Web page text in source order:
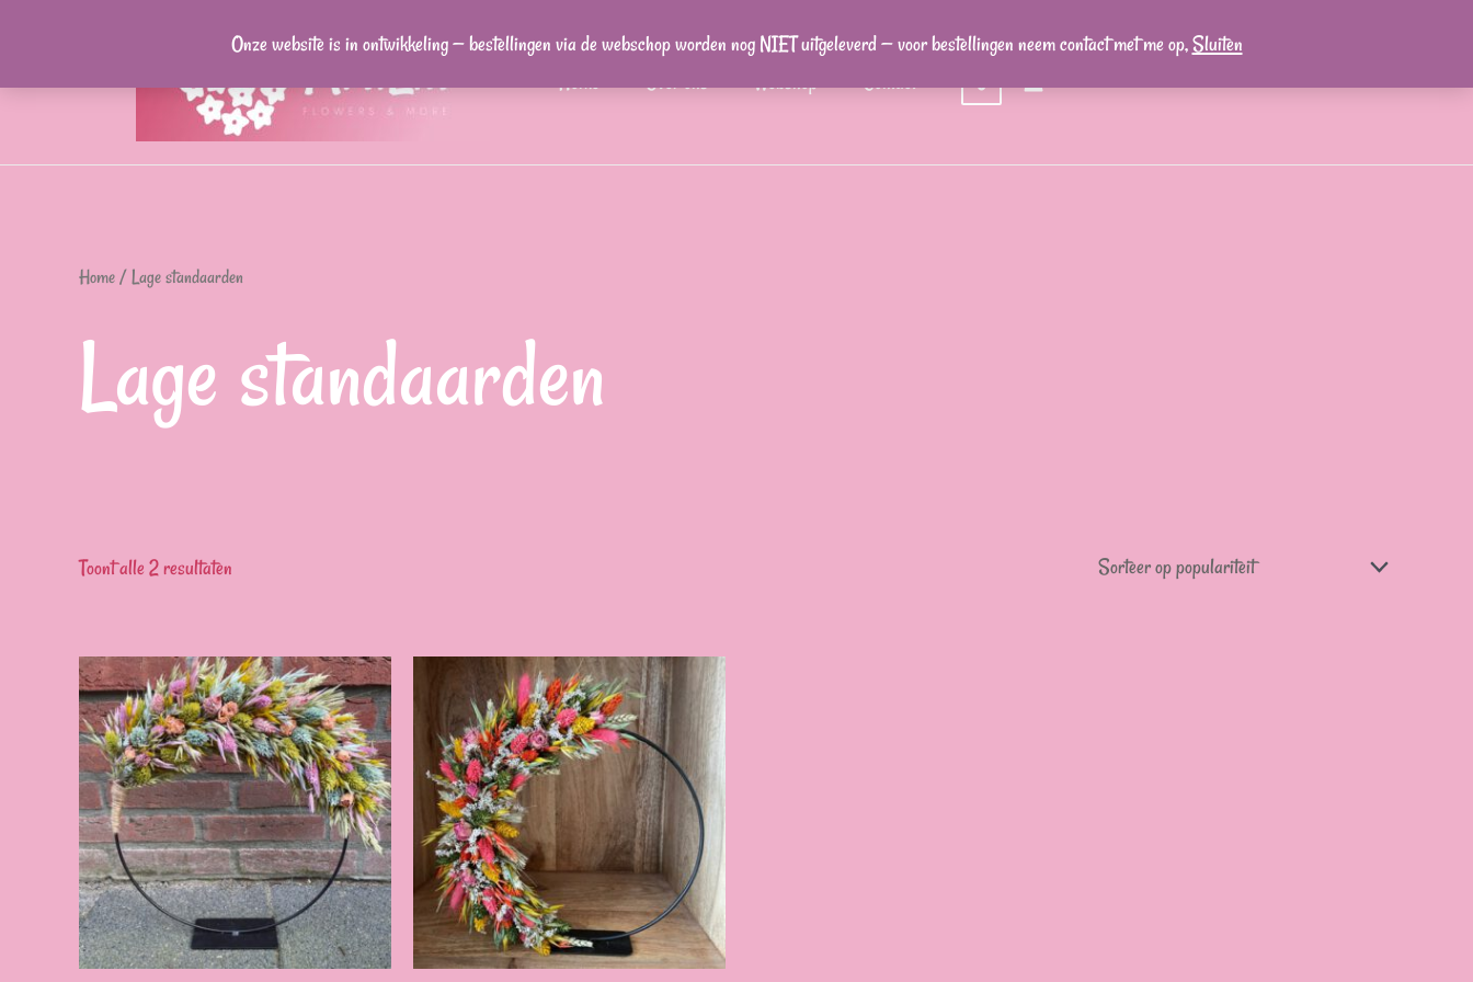
Home Over ons Webshop Contact 0
Home/ Lage standaarden
Lage standaarden
Toont alle 2 resultaten
Onze website is in ontwikkeling — bestellingen via de webschop worden nog NIET uitgeleverd — voor bestellingen neem contact met me op,Sluiten